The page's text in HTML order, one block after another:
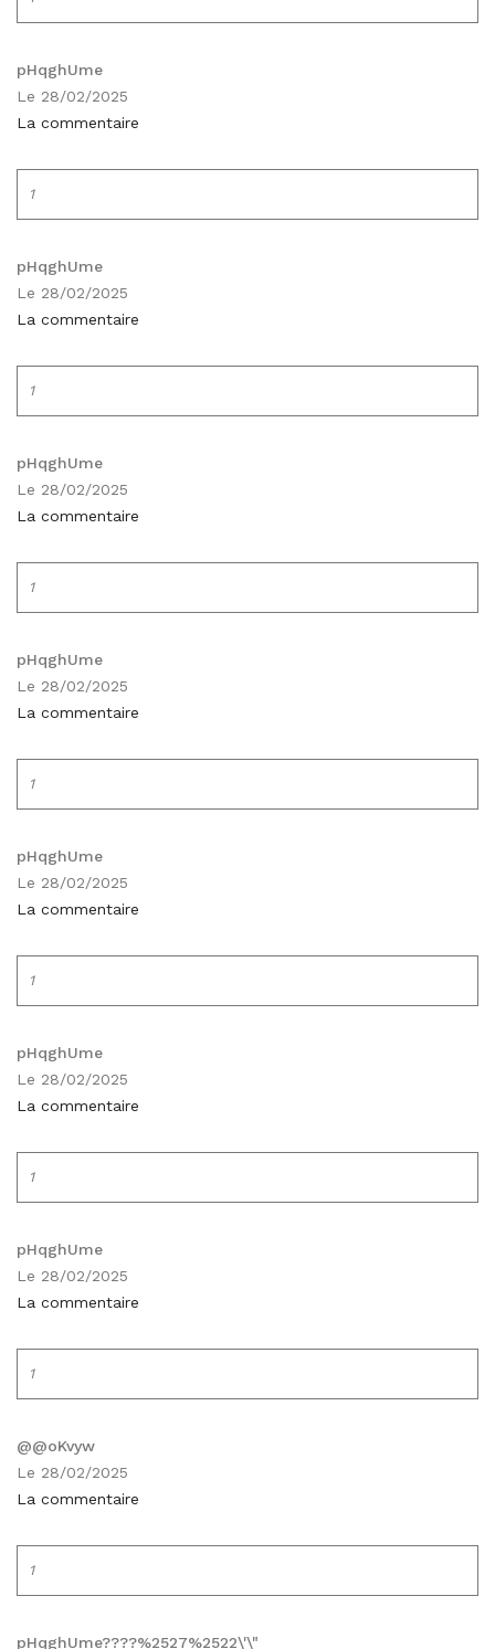
pHqghUme
Le 28/02/2025
La commentaire
1
pHqghUme
Le 28/02/2025
La commentaire
1
pHqghUme
Le 28/02/2025
La commentaire
1
pHqghUme
Le 28/02/2025
La commentaire
1
pHqghUme
Le 28/02/2025
La commentaire
1
pHqghUme
Le 28/02/2025
La commentaire
1
pHqghUme
Le 28/02/2025
La commentaire
1
@@oKvyw
Le 28/02/2025
La commentaire
1
pHqghUme????%2527%2522\'\"